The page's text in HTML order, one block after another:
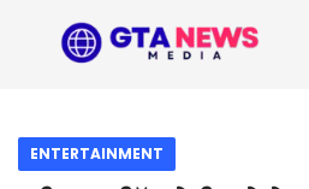
ENTERTAINMENT